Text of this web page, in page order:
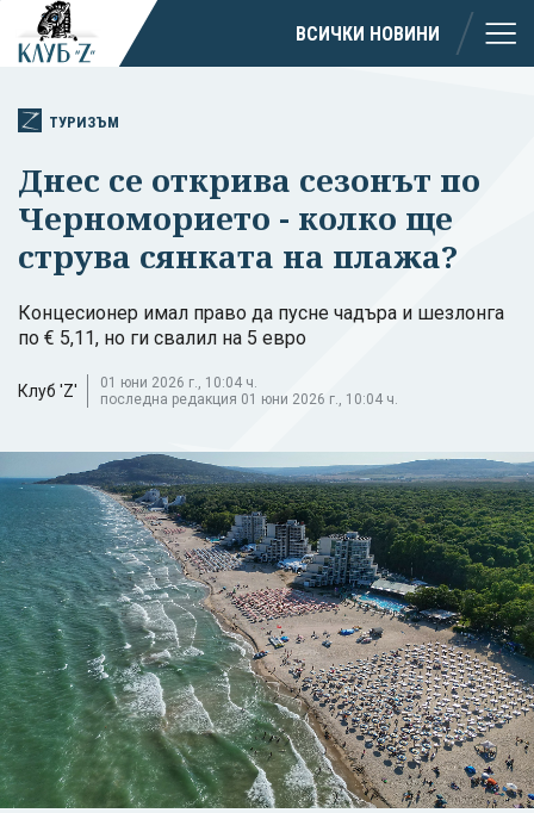
ВСИЧКИ НОВИНИ
ТУРИЗЪМ
Днес се открива сезонът по
Черноморието - колко ще
струва сянката на плажа?
Концесионер имал право да пусне чадъра и шезлонга
по € 5,11, но ги свалил на 5 евро
Клуб 'Z'
01 юни 2026 г., 10:04 ч.
последна редакция 01 юни 2026 г., 10:04 ч.